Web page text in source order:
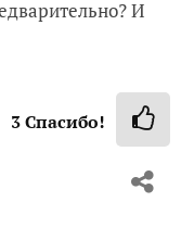
И
3Спасибо!